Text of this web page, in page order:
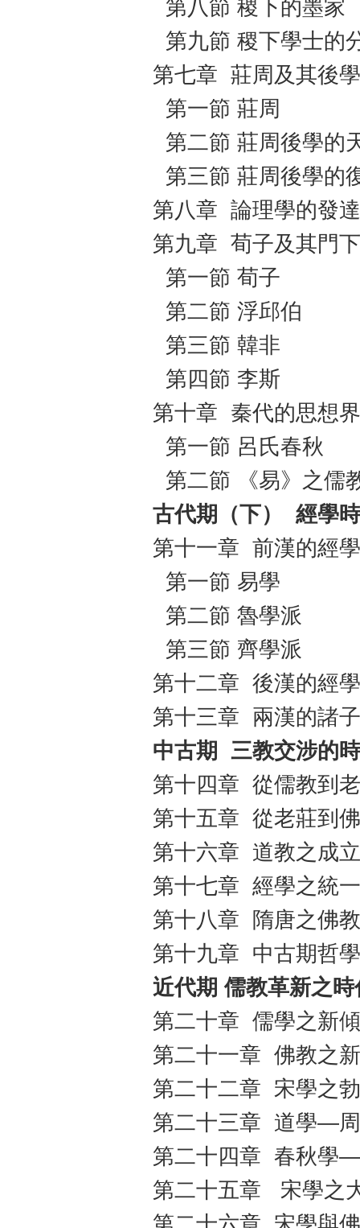
第八節 稷下的墨家
第九節 稷下學士的
第七章 莊周及其後學
第一節 莊周
第二節 莊周後學的
第三節 莊周後學的
第八章 論理學的發達
第九章 荀子及其門下
第一節 荀子
第二節 浮邱伯
第三節 韓非
第四節 李斯
第十章 秦代的思想界
第一節 呂氏春秋
第二節 《易》之儒
古代期（下）
經學
第十一章 前漢的經學
第一節 易學
第二節 魯學派
第三節 齊學派
第十二章 後漢的經學
第十三章 兩漢的諸子
中古期
三教交涉的
第十四章 從儒教到
第十五章 從老莊到
第十六章 道教之成立
第十七章 經學之統一
第十八章 隋唐之佛教
第十九章 中古期哲
近代期 儒教革新之時
第二十章 儒學之新
第二十一章 佛教之
第二十二章 宋學之
第二十三章 道學—
第二十四章 春秋學
第二十五章 宋學之